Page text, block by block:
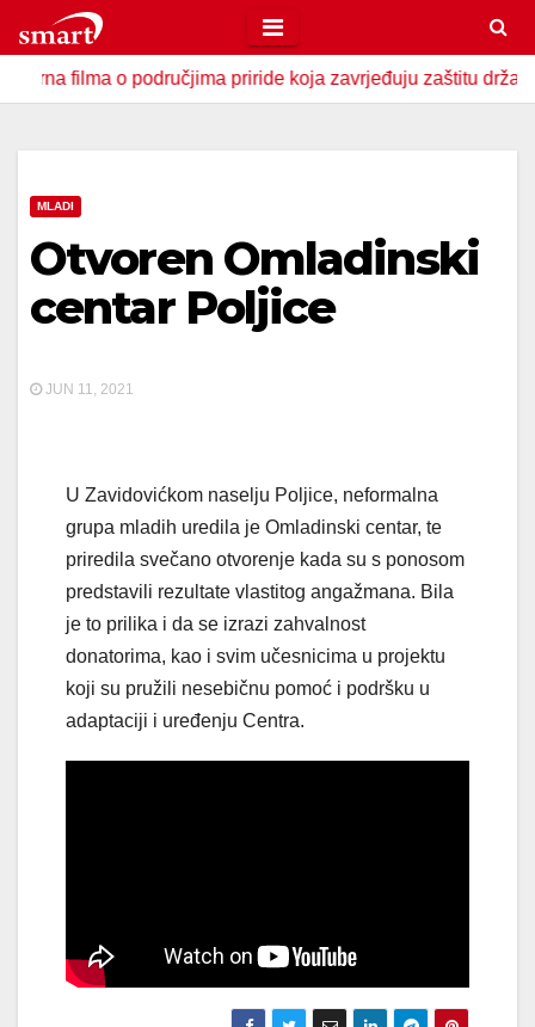
to
contento područjima priride koja zavrjeđuju zaštitu države
MLADI
Otvoren Omladinski
centar Poljice
JUN 11, 2021
U Zavidovićkom naselju Poljice, neformalna
grupa mladih uredila je Omladinski centar, te
priredila svečano otvorenje kada su s ponosom
predstavili rezultate vlastitog angažmana. Bila
je to prilika i da se izrazi zahvalnost
donatorima, kao i svim učesnicima u projektu
koji su pružili nesebičnu pomoć i podršku u
adaptaciji i uređenju Centra.